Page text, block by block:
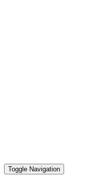
Toggle Navigation